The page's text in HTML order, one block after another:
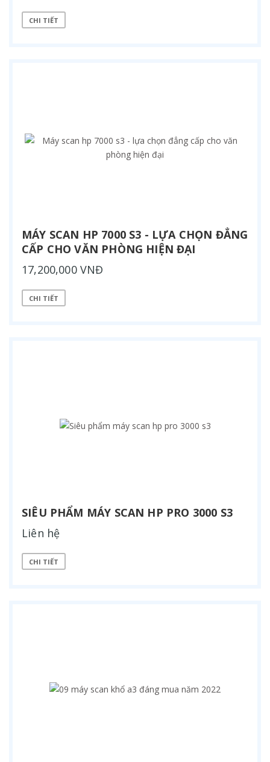
CHI TIẾT
MÁY SCAN HP 7000 S3 - LỰA CHỌN ĐẲNG
CẤP CHO VĂN PHÒNG HIỆN ĐẠI
17,200,000 VNĐ
CHI TIẾT
SIÊU PHẨM MÁY SCAN HP PRO 3000 S3
Liên hệ
CHI TIẾT